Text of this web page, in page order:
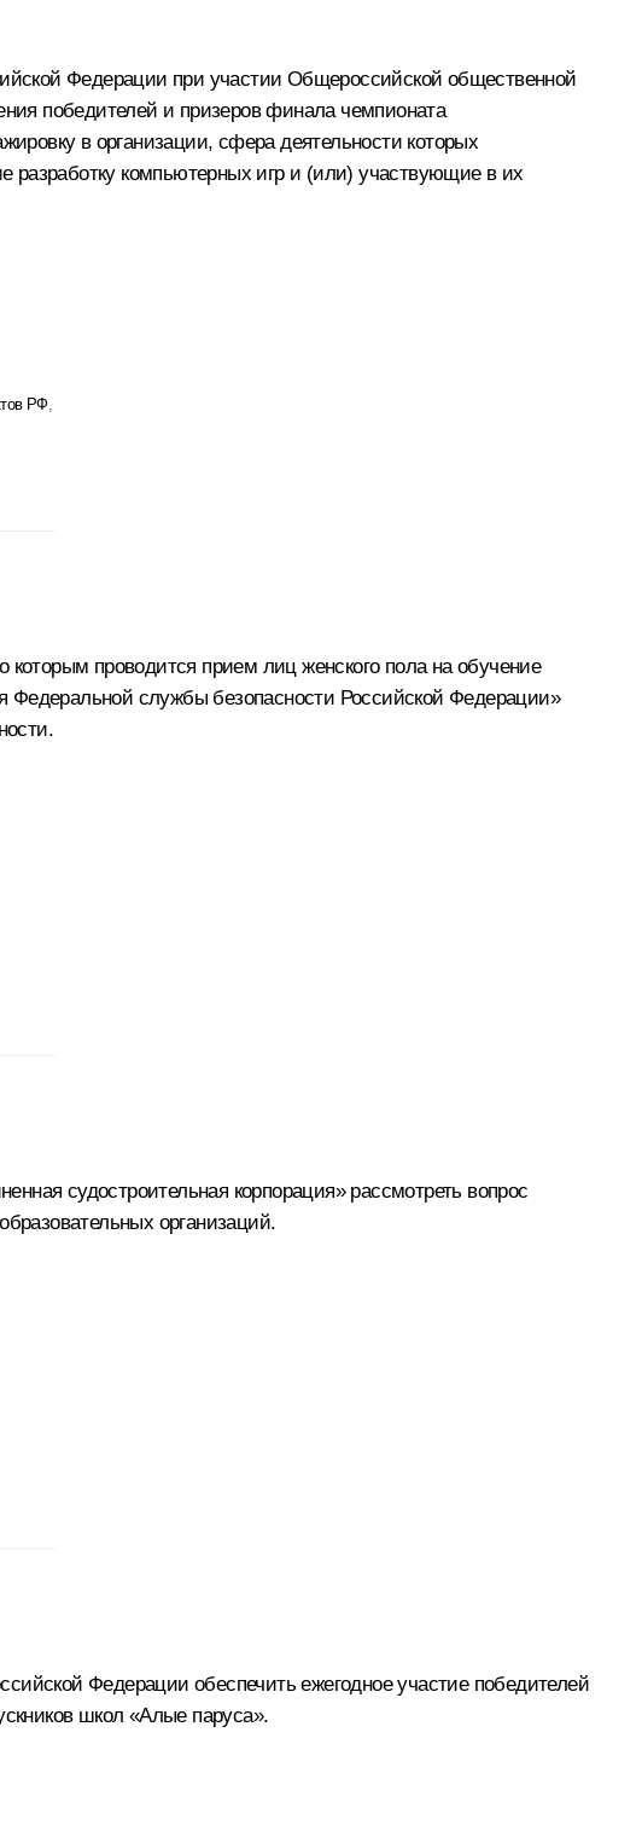
Федерации при участии Общероссийской общественной
победителей и призеров финала чемпионата
в организации, сфера деятельности которых
разработку компьютерных игр и (или) участвующие в их
РФ,
проводится прием лиц женского пола на обучение
Федеральной службы безопасности Российской Федерации»
судостроительная корпорация» рассмотреть вопрос
организаций.
Федерации обеспечить ежегодное участие победителей
школ «Алые паруса».